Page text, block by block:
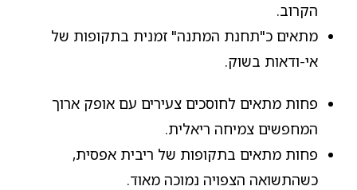
הקרוב.
מתאים כ"תחנת המתנה" זמנית בתקופות של
אי-ודאות בשוק.
פחות מתאים לחוסכים צעירים עם אופק ארוך
המחפשים צמיחה ריאלית.
פחות מתאים בתקופות של ריבית אפסית,
כשהתשואה הצפויה נמוכה מאוד.